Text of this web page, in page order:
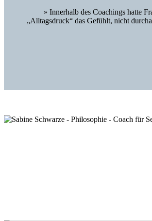
» Innerhalb des Coachings hatte
„Alltagsdruck“ das Gefühlt, nicht